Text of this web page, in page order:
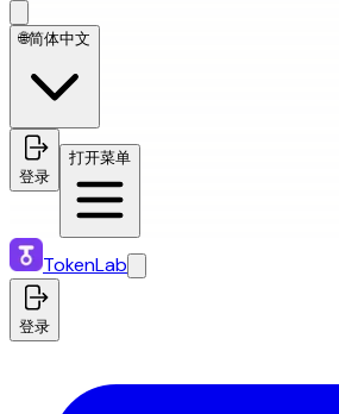
🌐简体中文
登录
打开菜单
TokenLab
登录